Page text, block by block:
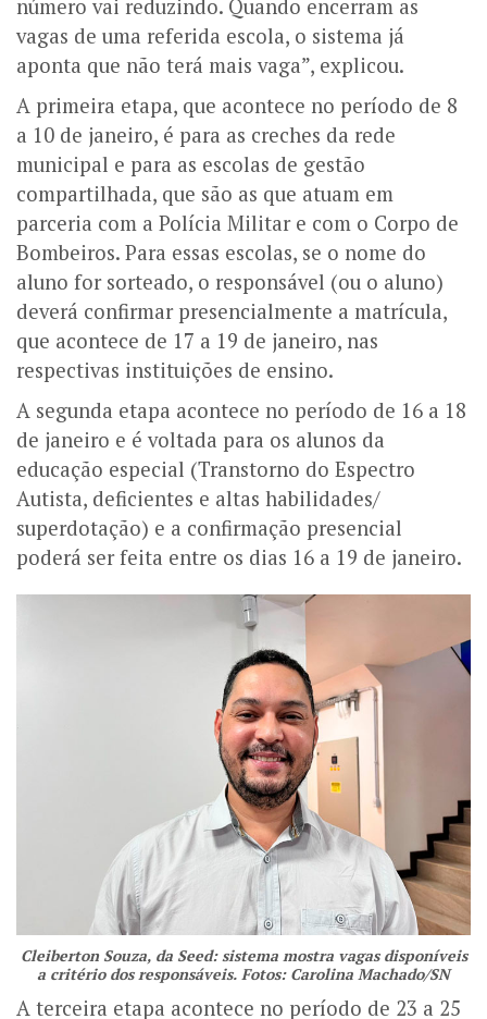
número vai reduzindo. Quando encerram as
vagas de uma referida escola, o sistema já
aponta que não terá mais vaga”, explicou.
A primeira etapa, que acontece no período de 8
a 10 de janeiro, é para as creches da rede
municipal e para as escolas de gestão
compartilhada, que são as que atuam em
parceria com a Polícia Militar e com o Corpo de
Bombeiros. Para essas escolas, se o nome do
aluno for sorteado, o responsável (ou o aluno)
deverá confirmar presencialmente a matrícula,
que acontece de 17 a 19 de janeiro, nas
respectivas instituições de ensino.
A segunda etapa acontece no período de 16 a 18
de janeiro e é voltada para os alunos da
educação especial (Transtorno do Espectro
Autista, deficientes e altas habilidades/
superdotação) e a confirmação presencial
poderá ser feita entre os dias 16 a 19 de janeiro.
Cleiberton Souza, da Seed: sistema mostra vagas disponíveis
a critério dos responsáveis. Fotos: Carolina Machado/SN
A terceira etapa acontece no período de 23 a 25